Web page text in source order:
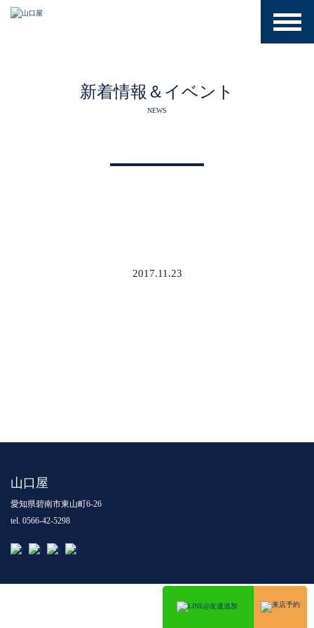
新着情報＆イベント
NEWS
2017.11.23
山口屋
愛知県碧南市東山町6-26
tel. 0566-42-5298
toggle